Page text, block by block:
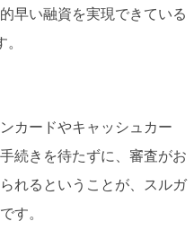
早い融資を実現できている
カードやキャッシュカー
続きを待たずに、審査がお
れるということが、スルガ
す。